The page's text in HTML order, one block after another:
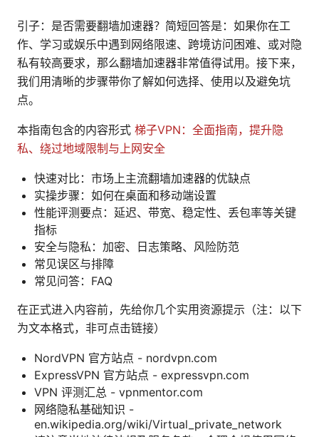
引子：是否需要翻墙加速器？简短回答是：如果你在工
作、学习或娱乐中遇到网络限速、跨境访问困难、或对隐
私有较高要求，那么翻墙加速器非常值得试用。接下来，
我们用清晰的步骤带你了解如何选择、使用以及避免坑
点。
本指南包含的内容形式 梯子VPN：全面指南，提升隐
私、绕过地域限制与上网安全
快速对比：市场上主流翻墙加速器的优缺点
实操步骤：如何在桌面和移动端设置
性能评测要点：延迟、带宽、稳定性、丢包率等关键
指标
安全与隐私：加密、日志策略、风险防范
常见误区与排障
常见问答：FAQ
在正式进入内容前，先给你几个实用资源提示（注：以下
为文本格式，非可点击链接）
NordVPN 官方站点 - nordvpn.com
ExpressVPN 官方站点 - expressvpn.com
VPN 评测汇总 - vpnmentor.com
网络隐私基础知识 -
en.wikipedia.org/wiki/Virtual_private_network